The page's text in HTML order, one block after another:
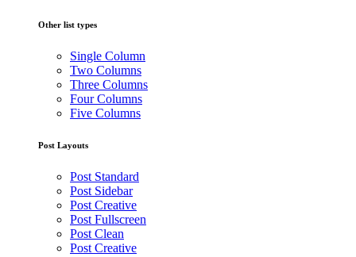
Other list types
Single Column
Two Columns
Three Columns
Four Columns
Five Columns
Post Layouts
Post Standard
Post Sidebar
Post Creative
Post Fullscreen
Post Clean
Post Creative